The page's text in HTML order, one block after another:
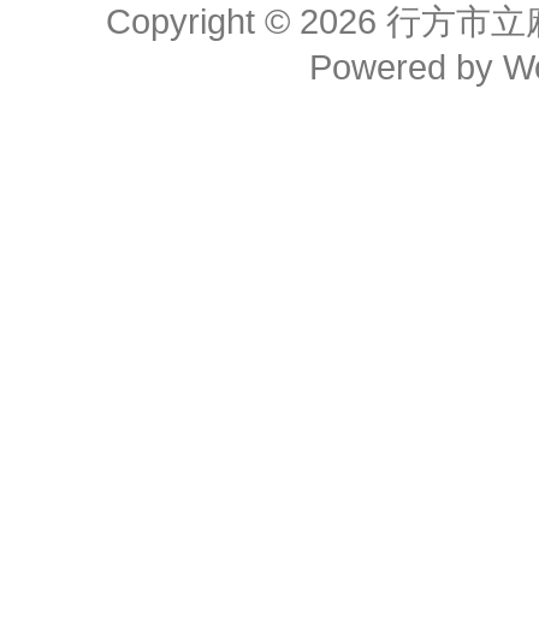
Copyright © 2026行方市立
Powered by